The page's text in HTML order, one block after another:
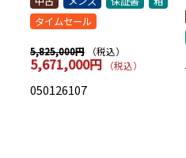
タイムセール
5,825,000円 （税込）
5,671,000円 （税込）
050126107